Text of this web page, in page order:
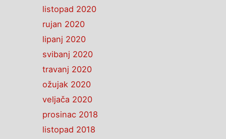
listopad 2020
rujan 2020
lipanj 2020
svibanj 2020
travanj 2020
ožujak 2020
veljača 2020
prosinac 2018
listopad 2018